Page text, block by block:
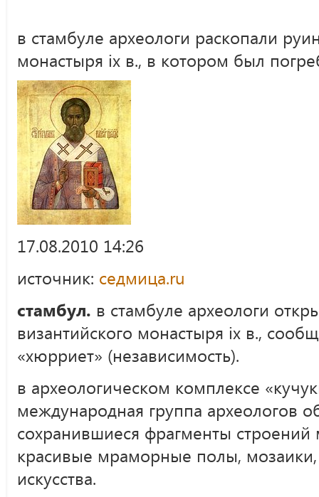
в стамбуле археологи раскопали
монастыря ix в., в котором был
17.08.2010 14:26
источник: седмица.ru
стамбул. в стамбуле археологи
византийского монастыря ix в.,
«хюрриет» (независимость).
в археологическом комплексе
международная группа археологов
сохранившиеся фрагменты
красивые мраморные полы,
искусства.